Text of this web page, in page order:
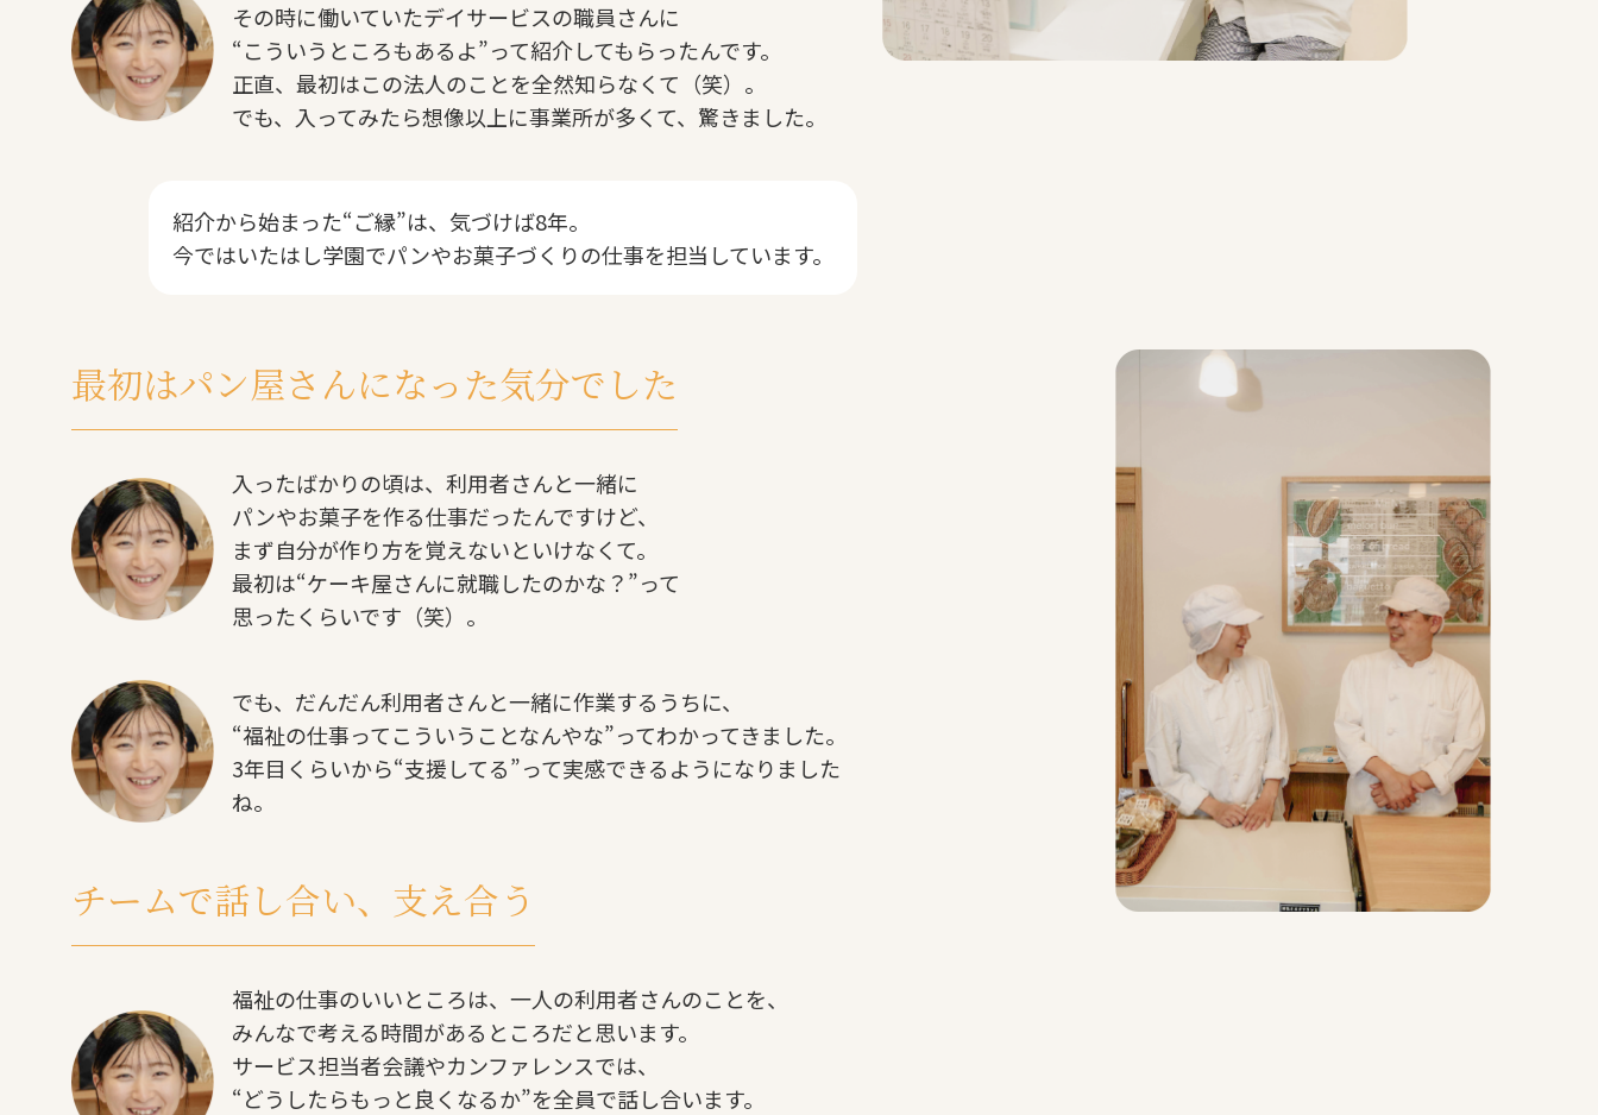
その時に働いていたデイサービスの職員さんに
“こういうところもあるよ”って紹介してもらったんです。
正直、最初はこの法人のことを全然知らなくて（笑）。
でも、入ってみたら想像以上に事業所が多くて、驚きました。
紹介から始まった“ご縁”は、気づけば8年。
今ではいたはし学園でパンやお菓子づくりの仕事を担当しています。
最初はパン屋さんになった気分でした
入ったばかりの頃は、利用者さんと一緒に
パンやお菓子を作る仕事だったんですけど、
まず自分が作り方を覚えないといけなくて。
最初は“ケーキ屋さんに就職したのかな？”って
思ったくらいです（笑）。
でも、だんだん利用者さんと一緒に作業するうちに、
“福祉の仕事ってこういうことなんやな”ってわかってきました。
3年目くらいから“支援してる”って実感できるようになりました
ね。
チームで話し合い、支え合う
福祉の仕事のいいところは、一人の利用者さんのことを、
みんなで考える時間があるところだと思います。
サービス担当者会議やカンファレンスでは、
“どうしたらもっと良くなるか”を全員で話し合います。